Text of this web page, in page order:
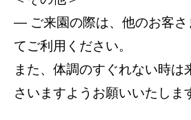
― ご来園の際は、他のお客さ
てご利用ください。
また、体調のすぐれない時は
さいますようお願いいたしま